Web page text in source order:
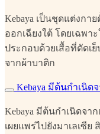
Kebaya เป็นชุดแต่งกา
ออกเฉียงใต้ โดยเฉพา
ประกอบด้วยเสื้อที่ตัดเ
จากผ้าบาติก
Kebaya มีต้นกำเนิด
Kebaya มีต้นกำเนิดจา
เผยแพร่ไปยังมาเลเซี